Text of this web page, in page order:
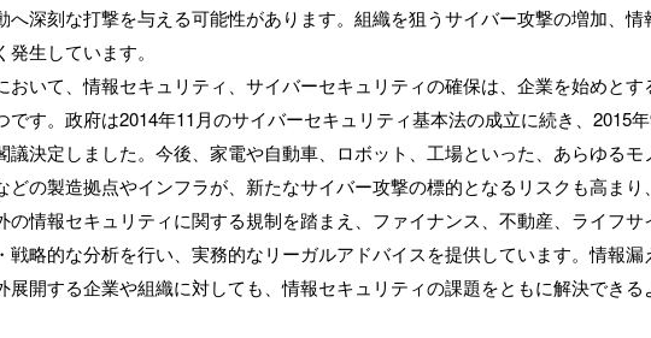
へ深刻な打撃を与える可能性があります。組織を狙うサイバー攻撃の増加、
生しています。
いて、情報セキュリティ、サイバーセキュリティの確保は、企業を始めと
です。政府は2014年11月のサイバーセキュリティ基本法の成立に続き、2015
議決定しました。今後、家電や自動車、ロボット、工場といった、あらゆる
どの製造拠点やインフラが、新たなサイバー攻撃の標的となるリスクも高ま
情報セキュリティに関する規制を踏まえ、ファイナンス、不動産、ライフ
戦略的な分析を行い、実務的なリーガルアドバイスを提供しています。情報
展開する企業や組織に対しても、情報セキュリティの課題をともに解決でき